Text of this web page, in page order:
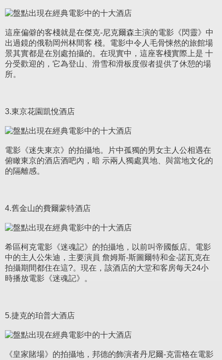
這座偏僻的客棧就是在傑克-尼克爾森主演的電影《閃靈》中
出過鏡的俄勒岡州林間客 棧。電影中令人毛骨悚然的旅館場
景其實都是在別處拍攝的。在現實中，這座客棧實際上是 十
分受歡迎的，它為登山、滑雪和滑板度假者提供了休憩的場
所。
3.東京花園凱悅酒店
電影《迷失東京》的拍攝地。片中孤獨的男女主人公相遇在
俯瞰東京的酒店酒吧內，暗 示兩人獨處異地、與當地文化的
的隔離感。
4.舊金山的費爾蒙特酒店
希區柯克電影《迷魂記》的拍攝地，以前叫帝國飯店。電影
中的主人公朱迪，主要演員 詹姆斯-斯圖爾特和金-諾瓦克在
拍攝期間都住在這?。現在，該酒店的大堂和客房每天24小
時播放電影《迷魂記》。
5.捷克的珀普大酒店
《皇家賭場》的拍攝地，邦德的飾演者丹尼爾-克雷格在電影